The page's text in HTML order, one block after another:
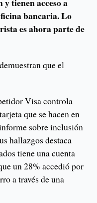
tienen acceso a
bancaria. Lo
es ahora parte de
que el
Visa controla
que se hacen en
sobre inclusión
hallazgos destaca
tiene una cuenta
un 28% accedió por
a través de una